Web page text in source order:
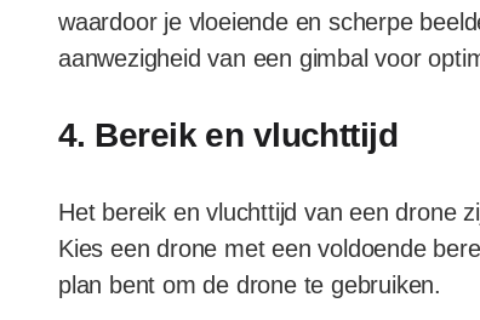
waardoor je vloeiende en scherpe
aanwezigheid van een gimbal voor
4. Bereik en vluchttijd
Het bereik en vluchttijd van een drone
Kies een drone met een voldoende
plan bent om de drone te gebruiken.